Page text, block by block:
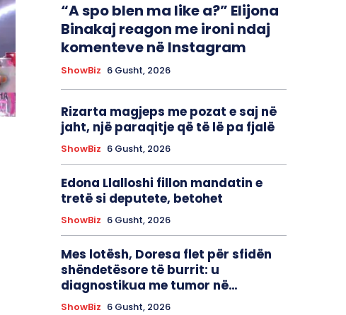
“A spo blen ma like a?” Elijona
Binakaj reagon me ironi ndaj
komenteve në Instagram
ShowBiz 6 Gusht, 2026
Rizarta magjeps me pozat e saj në
jaht, një paraqitje që të lë pa fjalë
ShowBiz 6 Gusht, 2026
Edona Llalloshi fillon mandatin e
tretë si deputete, betohet
ShowBiz 6 Gusht, 2026
Mes lotësh, Doresa flet për sfidën
shëndetësore të burrit: u
diagnostikua me tumor në…
ShowBiz 6 Gusht, 2026